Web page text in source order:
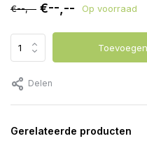
€--,-- €--,-- Op voorraad
Delen
Gerelateerde producten